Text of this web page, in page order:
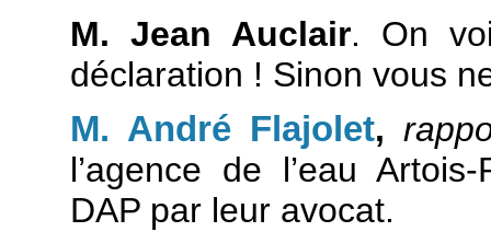
M. Jean Auclair. On
déclaration ! Sinon vous
M. André Flajolet,
l’agence de l’eau
DAP par leur avocat.